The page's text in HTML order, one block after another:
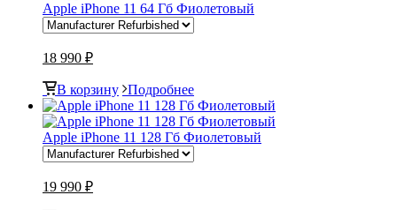
Apple iPhone 11 64 Гб Фиолетовый
18 990 ₽
В корзину Подробнее
Apple iPhone 11 128 Гб Фиолетовый
19 990 ₽